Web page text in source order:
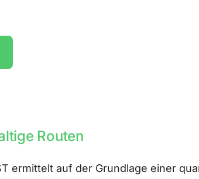
Routen
ermittelt auf der Grundlage einer